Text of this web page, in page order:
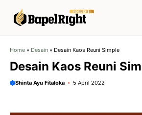
Home » Desain » Desain Kaos Reuni Simple
Desain Kaos Reuni
Shinta Ayu Fitaloka 5 April 2022